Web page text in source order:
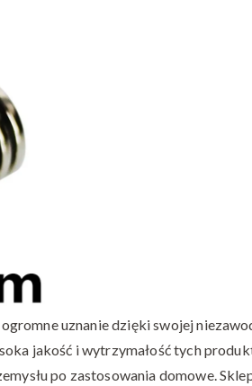
uznanie dzięki swojej
jakość i wytrzymałość tych
po zastosowania domowe.